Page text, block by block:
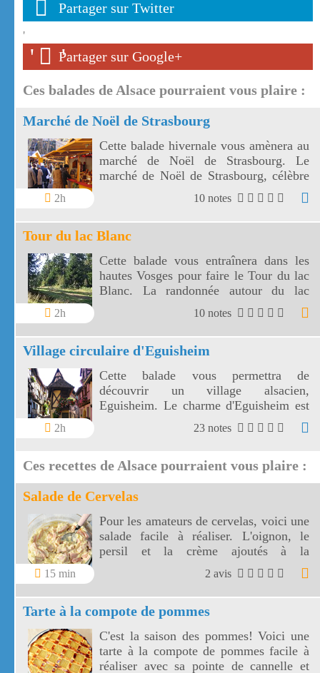
Partager sur Twitter
'
' '
Partager sur Google+
Ces balades de Alsace pourraient vous plaire :
Marché de Noël de Strasbourg
2h
Cette balade hivernale vous amènera au
marché de Noël de Strasbourg. Le
marché de Noël de Strasbourg, célèbre
dans le monde entier, est le plus beau de
10 notes
Tour du lac Blanc
2h
Cette balade vous entraînera dans les
hautes Vosges pour faire le Tour du lac
Blanc. La randonnée autour du lac
Blanc est parsemée de panoramas
étendus et vertigineux.
10 notes
Village circulaire d'Eguisheim
2h
Cette balade vous permettra de
découvrir un village alsacien,
Eguisheim. Le charme d'Eguisheim est
le circuit des remparts avec ses ruelles
étroites bordées de vieilles maisons, si
des maisons de poupées, avec leurs
façades à colombages, multicolores et
fleuries.
23 notes
Ces recettes de Alsace pourraient vous plaire :
Salade de Cervelas
15 min
Pour les amateurs de cervelas, voici une
salade facile à réaliser. L'oignon, le
persil et la crème ajoutés à la
mayonnaise donnent une saveur très
agréable à cette salade de cervelas.
2 avis
Tarte à la compote de pommes
C'est la saison des pommes! Voici une
tarte à la compote de pommes facile à
réaliser avec sa pointe de cannelle et